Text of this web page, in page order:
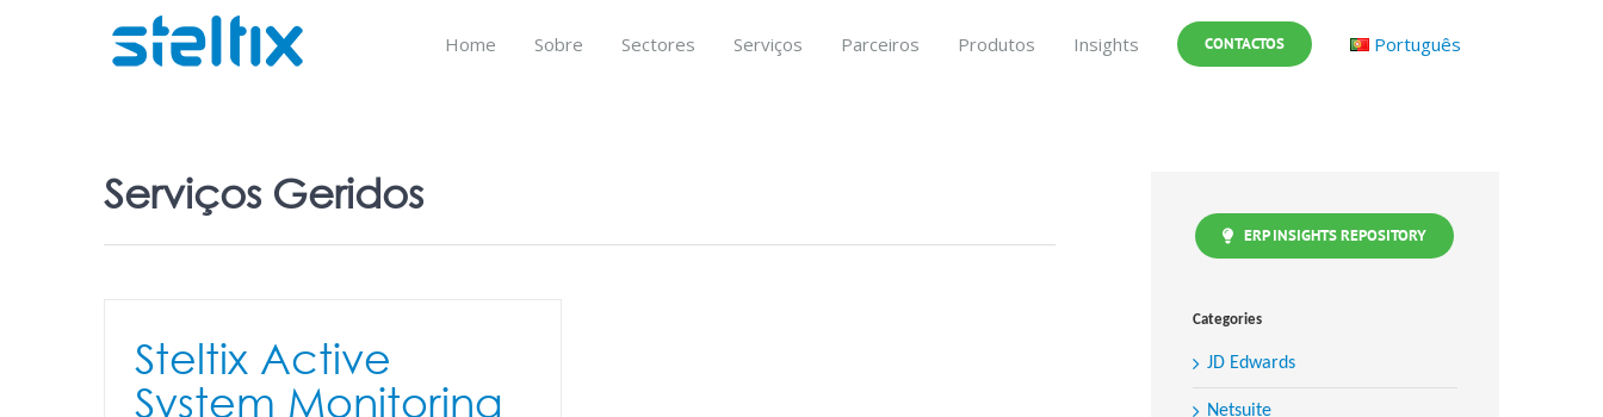
Home Sobre Sectores Serviços Parceiros Produtos Insights CONTACTOS Português
Serviços Geridos
Steltix Active
System Monitoring
ERP INSIGHTS REPOSITORY
Categories
JD Edwards
Netsuite